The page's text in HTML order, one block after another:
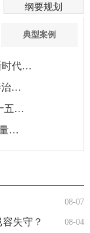
纲要规划
典型案例
时代…
治…
五…
…
08-07
08-04
失守？